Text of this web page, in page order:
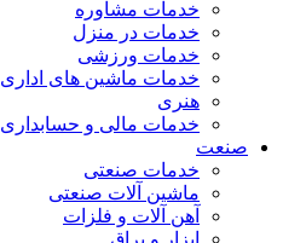
خدمات مشاوره
خدمات در منزل
خدمات ورزشی
خدمات ماشین های اداری
هنری
خدمات مالی و حسابداری
صنعت
خدمات صنعتی
ماشین آلات صنعتی
آهن آلات و فلزات